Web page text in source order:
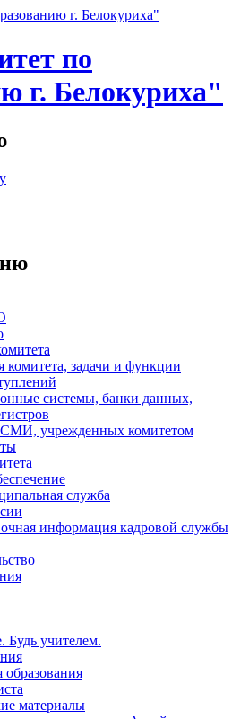
по
г. Белокуриха"
задачи и функции
системы, банки данных,
учрежденных комитетом
служба
информация кадровой службы
Будь учителем.
материалы